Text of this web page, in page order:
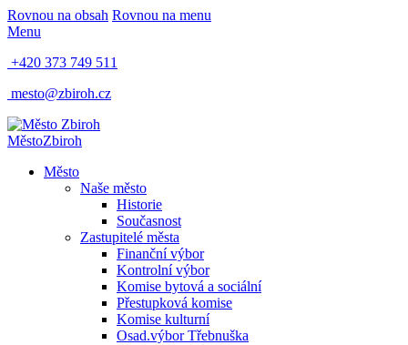
Rovnou na obsah Rovnou na menu
Menu
+420 373 749 511
mesto@zbiroh.cz
MěstoZbiroh
Město
Naše město
Historie
Současnost
Zastupitelé města
Finanční výbor
Kontrolní výbor
Komise bytová a sociální
Přestupková komise
Komise kulturní
Osad.výbor Třebnuška